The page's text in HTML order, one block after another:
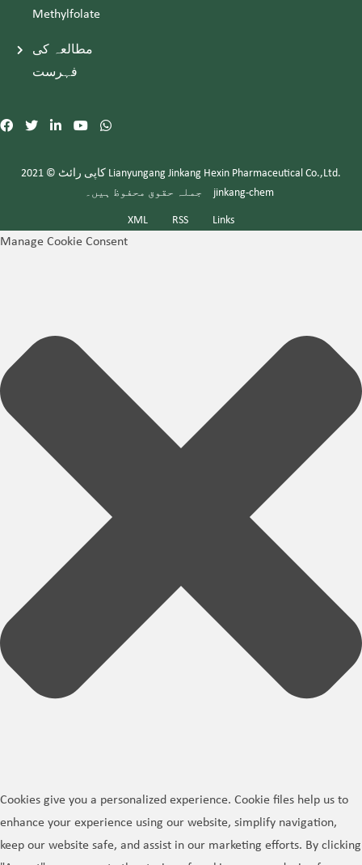
Methylfolate
مطالعہ کی
فہرست
کاپی رائٹ © 2021 Lianyungang Jinkang Hexin Pharmaceutical Co.,Ltd.
jinkang-chem
XML RSS Links
Manage Cookie Consent
Cookies give you a personalized experience. Cookie files help us to
enhance your experience using our website, simplify navigation,
keep our website safe, and assist in our marketing efforts. By clicking